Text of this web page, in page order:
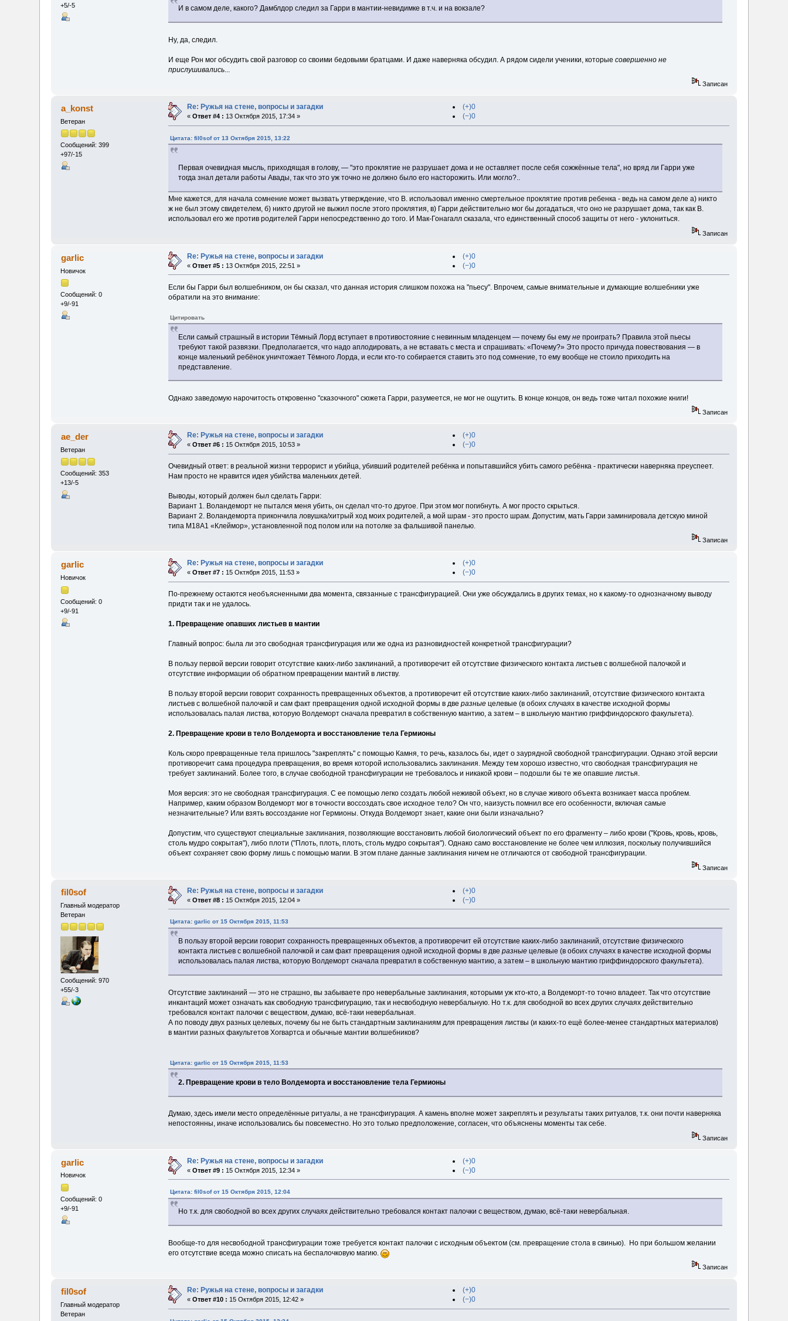
+5/-5
И в самом деле, какого? Дамблдор следил за Гарри в мантии-невидимке в т.ч. и на вокзале?
Ну, да, следил.
И еще Рон мог обсудить свой разговор со своими бедовыми братцами. И даже наверняка обсудил. А рядом сидели ученики, которые совершенно не
прислушивались...
Записан
a_konst
Ветеран
Сообщений: 399
+97/-15
Re: Ружья на стене, вопросы и загадки
«Ответ #4 : 13 Октября 2015, 17:34 »
(+)0
(−)0
Цитата: fil0sof от 13 Октября 2015, 13:22
Первая очевидная мысль, приходящая в голову, — "это проклятие не разрушает дома и не оставляет после себя сожжённые тела", но вряд ли Гарри уже
тогда знал детали работы Авады, так что это уж точно не должно было его насторожить. Или могло?..
Мне кажется, для начала сомнение может вызвать утверждение, что В. использовал именно смертельное проклятие против ребенка - ведь на самом деле а) никто
ж не был этому свидетелем, б) никто другой не выжил после этого проклятия, в) Гарри действительно мог бы догадаться, что оно не разрушает дома, так как В.
использовал его же против родителей Гарри непосредственно до того. И Мак-Гонагалл сказала, что единственный способ защиты от него - уклониться.
Записан
garlic
Новичок
Сообщений: 0
+9/-91
Re: Ружья на стене, вопросы и загадки
«Ответ #5 : 13 Октября 2015, 22:51 »
(+)0
(−)0
Если бы Гарри был волшебником, он бы сказал, что данная история слишком похожа на "пьесу". Впрочем, самые внимательные и думающие волшебники уже
обратили на это внимание:
Цитировать
Если самый страшный в истории Тёмный Лорд вступает в противостояние с невинным младенцем — почему бы емуне проиграть? Правила этой пьесы
требуют такой развязки. Предполагается, что надо аплодировать, а не вставать с места и спрашивать: «Почему?» Это просто причуда повествования — в
конце маленький ребёнок уничтожает Тёмного Лорда, и если кто-то собирается ставить это под сомнение, то ему вообще не стоило приходить на
представление.
Однако заведомую нарочитость откровенно "сказочного" сюжета Гарри, разумеется, не мог не ощутить. В конце концов, он ведь тоже читал похожие книги!
Записан
ae_der
Ветеран
Сообщений: 353
+13/-5
Re: Ружья на стене, вопросы и загадки
«Ответ #6 : 15 Октября 2015, 10:53 »
(+)0
(−)0
Очевидный ответ: в реальной жизни террорист и убийца, убивший родителей ребёнка и попытавшийся убить самого ребёнка - практически наверняка преуспеет.
Нам просто не нравится идея убийства маленьких детей.
Выводы, который должен был сделать Гарри:
Вариант 1. Воландеморт не пытался меня убить, он сделал что-то другое. При этом мог погибнуть. А мог просто скрыться.
Вариант 2. Воландеморта прикончила ловушка/хитрый ход моих родителей, а мой шрам - это просто шрам. Допустим, мать Гарри заминировала детскую миной
типа M18A1 «Клеймор», установленной под полом или на потолке за фальшивой панелью.
Записан
garlic
Новичок
Сообщений: 0
+9/-91
Re: Ружья на стене, вопросы и загадки
«Ответ #7 : 15 Октября 2015, 11:53 »
(+)0
(−)0
По-прежнему остаются необъясненными два момента, связанные с трансфигурацией. Они уже обсуждались в других темах, но к какому-то однозначному выводу
придти так и не удалось.
1. Превращение опавших листьев в мантии
Главный вопрос: была ли это свободная трансфигурация или же одна из разновидностей конкретной трансфигурации?
В пользу первой версии говорит отсутствие каких-либо заклинаний, а противоречит ей отсутствие физического контакта листьев с волшебной палочкой и
отсутствие информации об обратном превращении мантий в листву.
В пользу второй версии говорит сохранность превращенных объектов, а противоречит ей отсутствие каких-либо заклинаний, отсутствие физического контакта
листьев с волшебной палочкой и сам факт превращения одной исходной формы в две разныецелевые (в обоих случаях в качестве исходной формы
использовалась палая листва, которую Волдеморт сначала превратил в собственную мантию, а затем – в школьную мантию гриффиндорского факультета).
2. Превращение крови в тело Волдеморта и восстановление тела Гермионы
Коль скоро превращенные тела пришлось "закреплять" с помощью Камня, то речь, казалось бы, идет о заурядной свободной трансфигурации. Однако этой версии
противоречит сама процедура превращения, во время которой использовались заклинания. Между тем хорошо известно, что свободная трансфигурация не
требует заклинаний. Более того, в случае свободной трансфигурации не требовалось и никакой крови – подошли бы те же опавшие листья.
Моя версия: это не свободная трансфигурация. С ее помощью легко создать любой неживой объект, но в случае живого объекта возникает масса проблем.
Например, каким образом Волдеморт мог в точности воссоздать свое исходное тело? Он что, наизусть помнил все его особенности, включая самые
незначительные? Или взять воссоздание ног Гермионы. Откуда Волдеморт знает, какие они были изначально?
Допустим, что существуют специальные заклинания, позволяющие восстановить любой биологический объект по его фрагменту – либо крови ("Кровь, кровь, кровь,
столь мудро сокрытая"), либо плоти ("Плоть, плоть, плоть, столь мудро сокрытая"). Однако само восстановление не более чем иллюзия, поскольку получившийся
объект сохраняет свою форму лишь с помощью магии. В этом плане данные заклинания ничем не отличаются от свободной трансфигурации.
Записан
fil0sof
Главный модератор
Ветеран
Сообщений: 970
+55/-3
Re: Ружья на стене, вопросы и загадки
«Ответ #8 : 15 Октября 2015, 12:04 »
(+)0
(−)0
Цитата: garlic от 15 Октября 2015, 11:53
В пользу второй версии говорит сохранность превращенных объектов, а противоречит ей отсутствие каких-либо заклинаний, отсутствие физического
контакта листьев с волшебной палочкой и сам факт превращения одной исходной формы в дверазные целевые (в обоих случаях в качестве исходной формы
использовалась палая листва, которую Волдеморт сначала превратил в собственную мантию, а затем – в школьную мантию гриффиндорского факультета).
Отсутствие заклинаний — это не страшно, вы забываете про невербальные заклинания, которыми уж кто-кто, а Волдеморт-то точно владеет. Так что отсутствие
инкантаций может означать как свободную трансфигурацию, так и несвободную невербальную. Но т.к. для свободной во всех других случаях действительно
требовался контакт палочки с веществом, думаю, всё-таки невербальная.
А по поводу двух разных целевых, почему бы не быть стандартным заклинаниям для превращения листвы (и каких-то ещё более-менее стандартных материалов)
в мантии разных факультетов Хогвартса и обычные мантии волшебников?
Цитата: garlic от 15 Октября 2015, 11:53
2. Превращение крови в тело Волдеморта и восстановление тела Гермионы
Думаю, здесь имели место определённые ритуалы, а не трансфигурация. А камень вполне может закреплять и результаты таких ритуалов, т.к. они почти наверняка
непостоянны, иначе использовались бы повсеместно. Но это только предположение, согласен, что объяснены моменты так себе.
Записан
garlic
Новичок
Сообщений: 0
+9/-91
Re: Ружья на стене, вопросы и загадки
«Ответ #9 : 15 Октября 2015, 12:34 »
(+)0
(−)0
Цитата: fil0sof от 15 Октября 2015, 12:04
Но т.к. для свободной во всех других случаях действительно требовался контакт палочки с веществом, думаю, всё-таки невербальная.
Вообще-то для несвободной трансфигурации тоже требуется контакт палочки с исходным объектом (см. превращение стола в свинью). Но при большом желании
его отсутствие всегда можно списать на беспалочковую магию.
Записан
fil0sof
Главный модератор
Ветеран
Re: Ружья на стене, вопросы и загадки
«Ответ #10 : 15 Октября 2015, 12:42 »
(+)0
(−)0